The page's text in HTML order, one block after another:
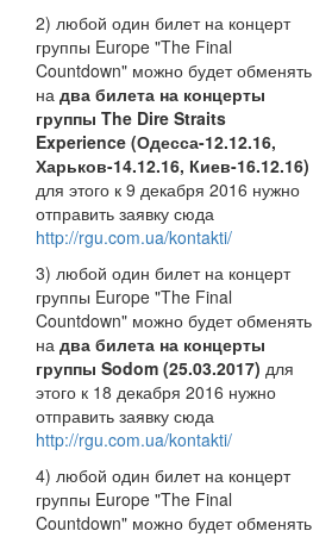
2) любой один билет на концерт
группы Europe "The Final
Countdown" можно будет обменять
на два билета на концерты
группы The Dire Straits
Experience (Одесса-12.12.16,
Харьков-14.12.16, Киев-16.12.16)
для этого к 9 декабря 2016 нужно
отправить заявку сюда
http://rgu.com.ua/kontakti/
3) любой один билет на концерт
группы Europe "The Final
Countdown" можно будет обменять
на два билета на концерты
группы Sodom (25.03.2017) для
этого к 18 декабря 2016 нужно
отправить заявку сюда
http://rgu.com.ua/kontakti/
4) любой один билет на концерт
группы Europe "The Final
Countdown" можно будет обменять